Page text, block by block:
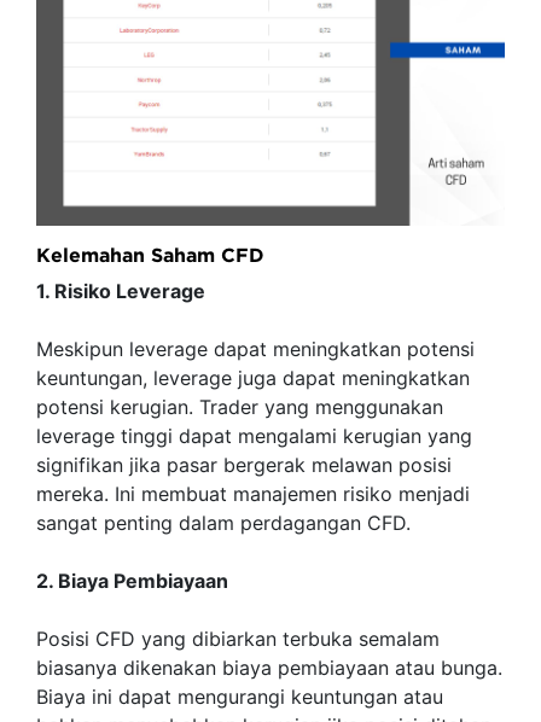
Kelemahan Saham CFD
1. Risiko Leverage
Meskipun leverage dapat meningkatkan potensi
keuntungan, leverage juga dapat meningkatkan
potensi kerugian. Trader yang menggunakan
leverage tinggi dapat mengalami kerugian yang
signifikan jika pasar bergerak melawan posisi
mereka. Ini membuat manajemen risiko menjadi
sangat penting dalam perdagangan CFD.
2. Biaya Pembiayaan
Posisi CFD yang dibiarkan terbuka semalam
biasanya dikenakan biaya pembiayaan atau bunga.
Biaya ini dapat mengurangi keuntungan atau